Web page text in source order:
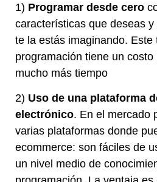
1) Programar desde cero
características que deseas
te la estás imaginando. Este
programación tiene un
mucho más tiempo
2) Uso de una plataforma
electrónico. En el mercado
varias plataformas donde
ecommerce: son fáciles de
un nivel medio de